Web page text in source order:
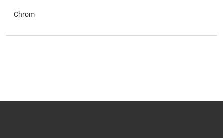
Chrom